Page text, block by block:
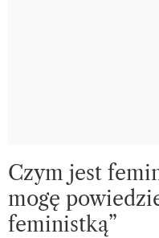
Czym jest
mogę
feministką”